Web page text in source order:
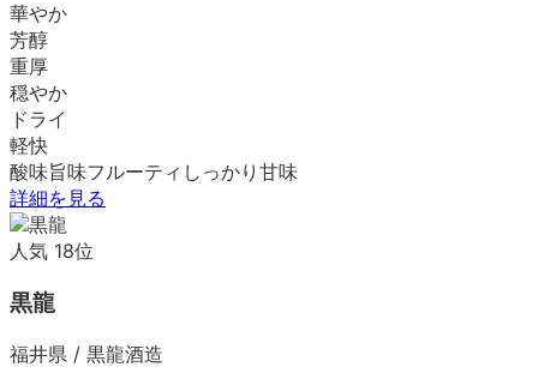
華やか
芳醇
重厚
穏やか
ドライ
軽快
酸味旨味フルーティ しっかり 甘味
詳細を見る
人気 18位
黒龍
福井県 / 黒龍酒造